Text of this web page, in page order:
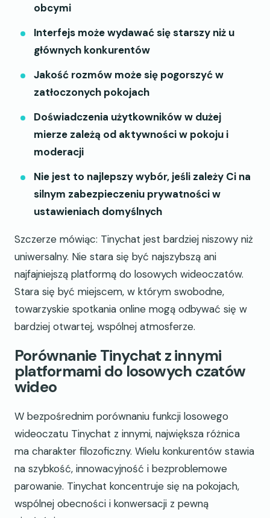
obcymi
Interfejs może wydawać się starszy niż u
głównych konkurentów
Jakość rozmów może się pogorszyć w
zatłoczonych pokojach
Doświadczenia użytkowników w dużej
mierze zależą od aktywności w pokoju i
moderacji
Nie jest to najlepszy wybór, jeśli zależy Ci na
silnym zabezpieczeniu prywatności w
ustawieniach domyślnych
Szczerze mówiąc: Tinychat jest bardziej niszowy niż
uniwersalny. Nie stara się być najszybszą ani
najfajniejszą platformą do losowych wideoczatów.
Stara się być miejscem, w którym swobodne,
towarzyskie spotkania online mogą odbywać się w
bardziej otwartej, wspólnej atmosferze.
Porównanie Tinychat z innymi
platformami do losowych czatów
wideo
W bezpośrednim porównaniu funkcji losowego
wideoczatu Tinychat z innymi, największa różnica
ma charakter filozoficzny. Wielu konkurentów stawia
na szybkość, innowacyjność i bezproblemowe
parowanie. Tinychat koncentruje się na pokojach,
wspólnej obecności i konwersacji z pewną